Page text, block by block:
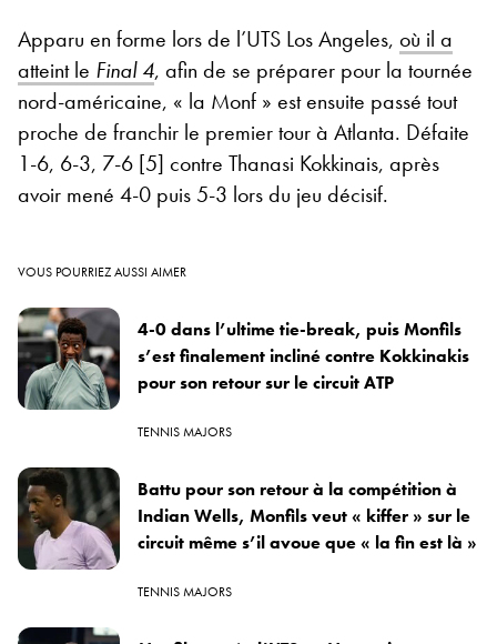
Apparu en forme lors de l’UTS Los Angeles, où il a
atteint le Final 4, afin de se préparer pour la tournée
nord-américaine, « la Monf » est ensuite passé tout
proche de franchir le premier tour à Atlanta. Défaite
1-6, 6-3, 7-6 [5] contre Thanasi Kokkinais, après
avoir mené 4-0 puis 5-3 lors du jeu décisif.
VOUS POURRIEZ AUSSI AIMER
4-0 dans l’ultime tie-break, puis Monfils
s’est finalement incliné contre Kokkinakis
pour son retour sur le circuit ATP
TENNIS MAJORS
Battu pour son retour à la compétition à
Indian Wells, Monfils veut « kiffer » sur le
circuit même s’il avoue que « la fin est là »
TENNIS MAJORS